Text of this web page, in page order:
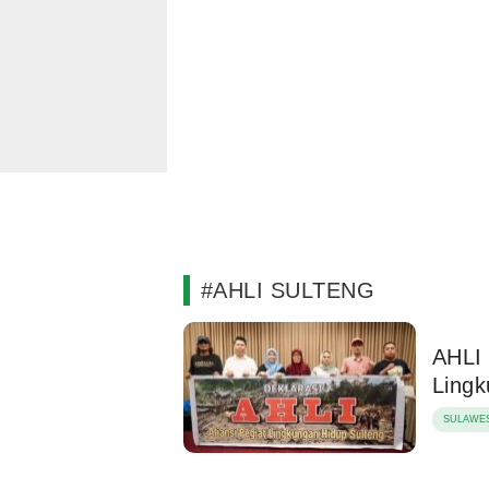
#AHLI SULTENG
AHLI